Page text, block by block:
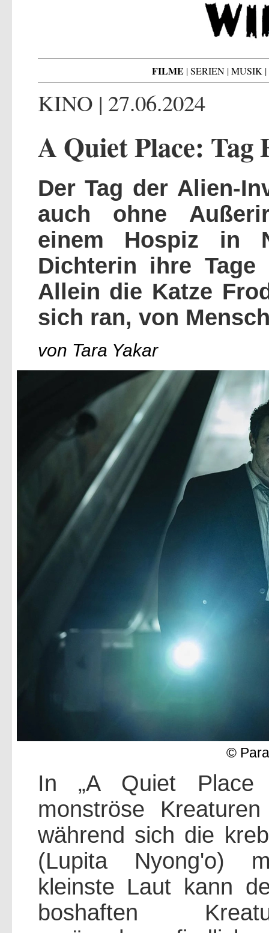
FILME |SERIEN |MUSIK |
KINO | 27.06.2024
A Quiet Place: Tag
Der Tag der Alien-
auch ohne
einem Hospiz in
Dichterin ihre
Allein die Katze
sich ran, von
von Tara Yakar
©
In „A Quiet Place
monströse
während sich die
(Lupita Nyong'o)
kleinste Laut kann
boshaften